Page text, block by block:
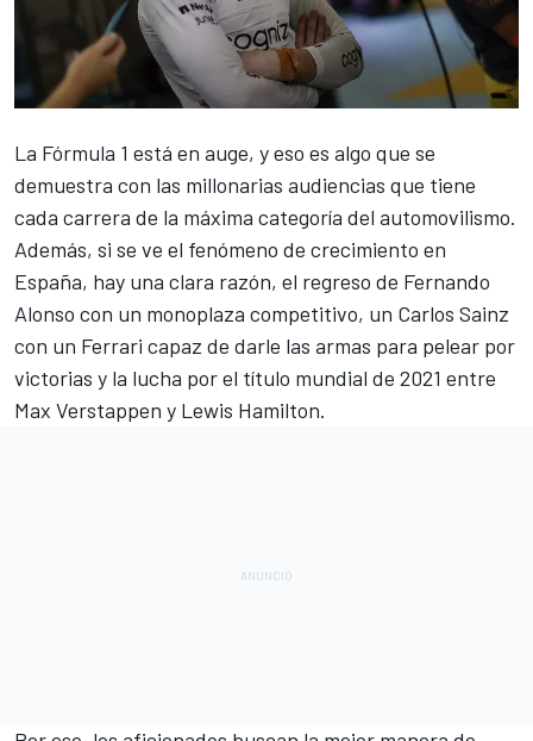
La Fórmula 1 está en auge, y eso es algo que se
demuestra con las millonarias audiencias que tiene
cada carrera de la máxima categoría del automovilismo.
Además, si se ve el fenómeno de crecimiento en
España, hay una clara razón, el regreso de Fernando
Alonso con un monoplaza competitivo, un Carlos Sainz
con un Ferrari capaz de darle las armas para pelear por
victorias y la lucha por el título mundial de 2021 entre
Max Verstappen y Lewis Hamilton.